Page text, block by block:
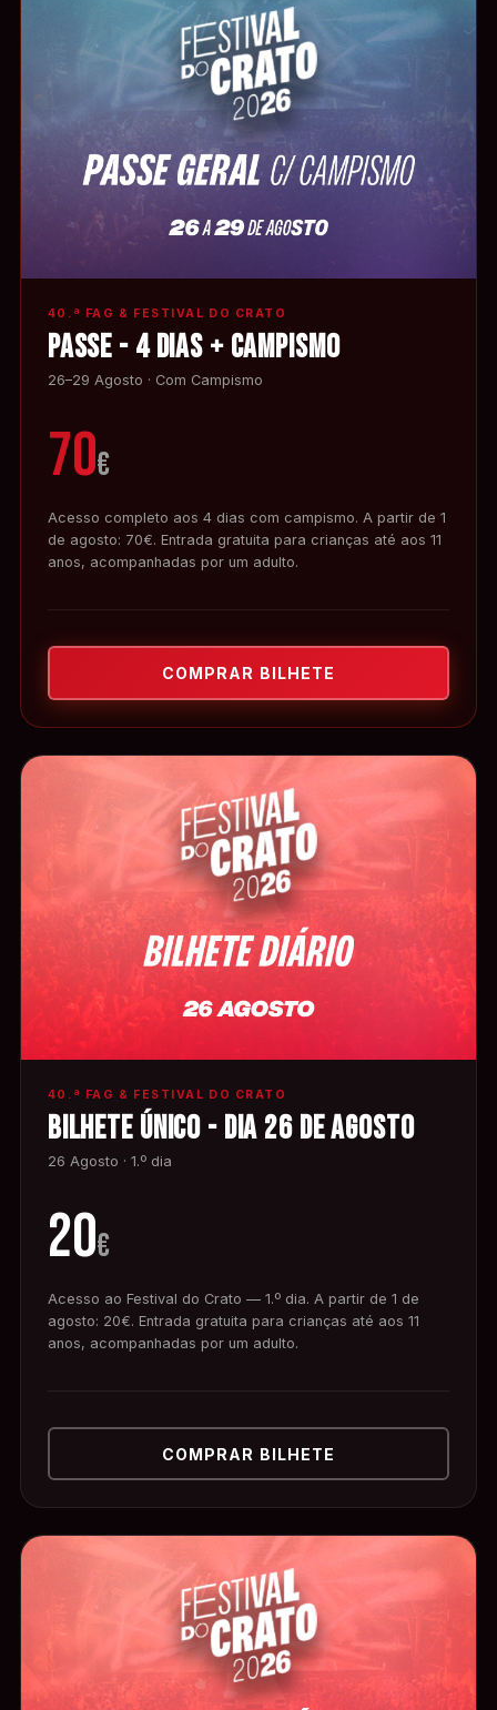
40.ª FAG & FESTIVAL DO CRATO
PASSE - 4 DIAS + CAMPISMO
26–29 Agosto · Com Campismo
70€
Acesso completo aos 4 dias com campismo. A partir de 1
de agosto: 70€. Entrada gratuita para crianças até aos 11
anos, acompanhadas por um adulto.
COMPRAR BILHETE
40.ª FAG & FESTIVAL DO CRATO
BILHETE ÚNICO - DIA 26 DE AGOSTO
26 Agosto · 1.º dia
20€
Acesso ao Festival do Crato — 1.º dia. A partir de 1 de
agosto: 20€. Entrada gratuita para crianças até aos 11
anos, acompanhadas por um adulto.
COMPRAR BILHETE